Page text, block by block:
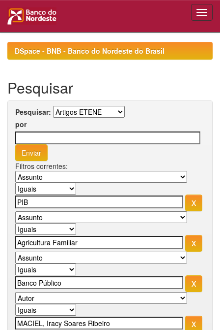
navigationDSpace - BNB - Banco do Nordeste do Brasil
Pesquisar
Pesquisar:
por
Filtros correntes: